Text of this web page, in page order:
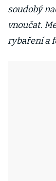
soudobý
vnoučat.
rybaření a